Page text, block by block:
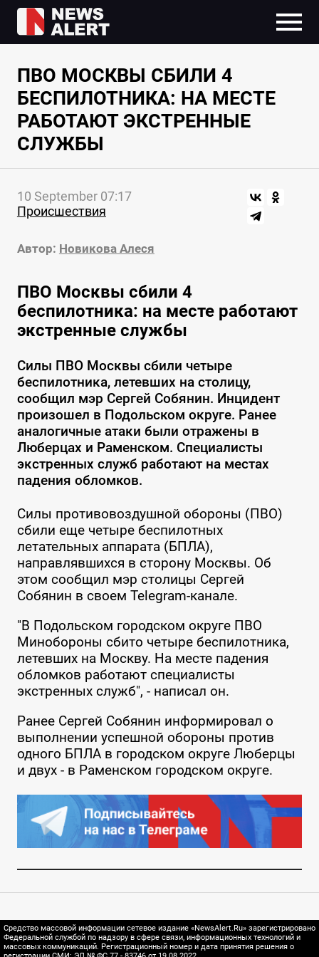
ПВО МОСКВЫ СБИЛИ 4
БЕСПИЛОТНИКА: НА МЕСТЕ
РАБОТАЮТ ЭКСТРЕННЫЕ
СЛУЖБЫ
10 September 07:17
Происшествия
Автор: Новикова Алеся
ПВО Москвы сбили 4
беспилотника: на месте работают
экстренные службы
Силы ПВО Москвы сбили четыре
беспилотника, летевших на столицу,
сообщил мэр Сергей Собянин. Инцидент
произошел в Подольском округе. Ранее
аналогичные атаки были отражены в
Люберцах и Раменском. Специалисты
экстренных служб работают на местах
падения обломков.
Силы противовоздушной обороны (ПВО)
сбили еще четыре беспилотных
летательных аппарата (БПЛА),
направлявшихся в сторону Москвы. Об
этом сообщил мэр столицы Сергей
Собянин в своем Telegram-канале.
"В Подольском городском округе ПВО
Минобороны сбито четыре беспилотника,
летевших на Москву. На месте падения
обломков работают специалисты
экстренных служб", - написал он.
Ранее Сергей Собянин информировал о
выполнении успешной обороны против
одного БПЛА в городском округе Люберцы
и двух - в Раменском городском округе.
Средство массовой информации сетевое издание «NewsAlert.Ru» зарегистрировано
Федеральной службой по надзору в сфере связи, информационных технологий и
массовых коммуникаций. Регистрационный номер и дата принятия решения о